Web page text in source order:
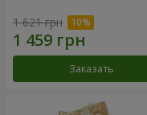
1 621 грн
Заказать